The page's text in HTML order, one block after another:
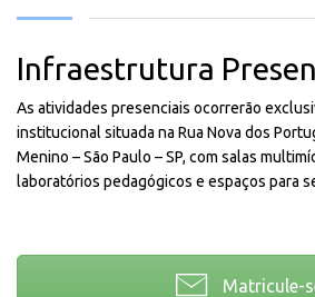
Infraestrutura
As atividades presenciais ocorrerão
institucional situada na Rua Nova dos
Menino – São Paulo – SP, com salas
laboratórios pedagógicos e espaços para
Matricule-